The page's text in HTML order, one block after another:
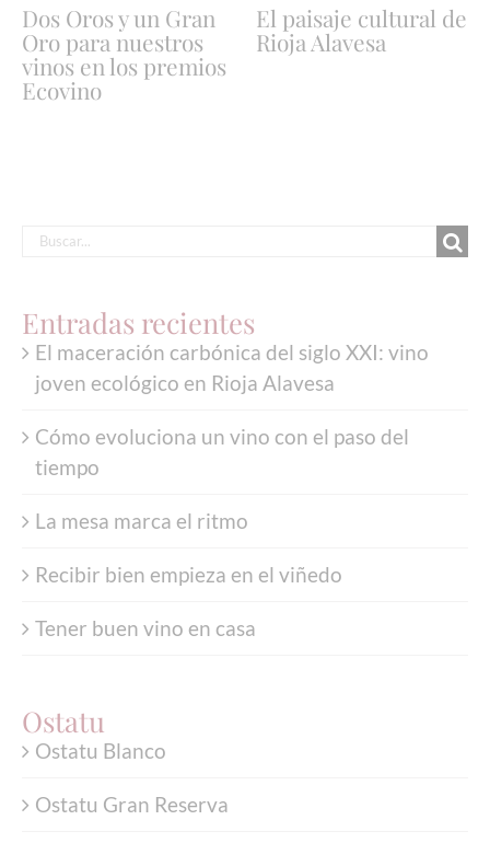
Dos Oros y un Gran
Oro para nuestros
vinos en los premios
Ecovino
El paisaje cultural de
Rioja Alavesa
Buscar:
Entradas recientes
El maceración carbónica del siglo XXI: vino
joven ecológico en Rioja Alavesa
Cómo evoluciona un vino con el paso del
tiempo
La mesa marca el ritmo
Recibir bien empieza en el viñedo
Tener buen vino en casa
Ostatu
Ostatu Blanco
Ostatu Gran Reserva